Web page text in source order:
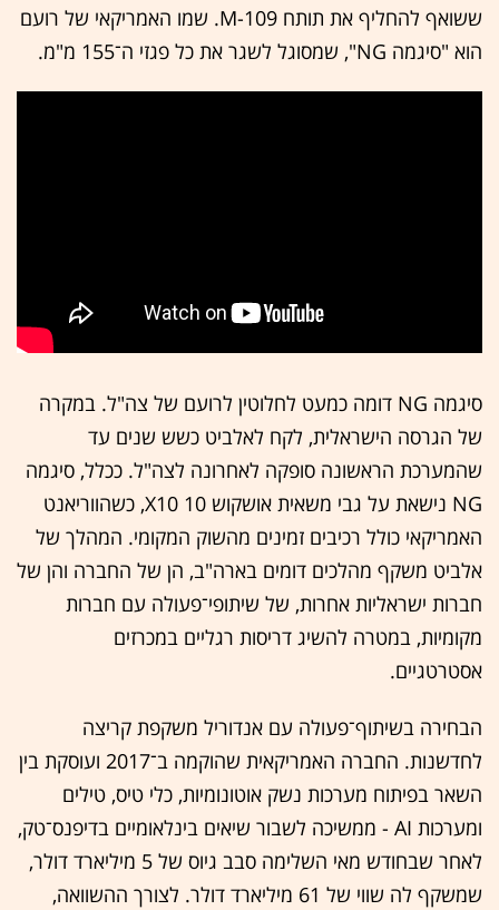
ששואף להחליף את תותח M-109. שמו האמריקאי של רועם
הוא "סיגמה NG", שמסוגל לשגר את כל פגזי ה־155 מ"מ.
סיגמה NG דומה כמעט לחלוטין לרועם של צה"ל. במקרה
של הגרסה הישראלית, לקח לאלביט כשש שנים עד
שהמערכת הראשונה סופקה לאחרונה לצה"ל. ככלל, סיגמה
NG נישאת על גבי משאית אושקוש 10 X10, כשהווריאנט
האמריקאי כולל רכיבים זמינים מהשוק המקומי. המהלך של
אלביט משקף מהלכים דומים בארה"ב, הן של החברה והן של
חברות ישראליות אחרות, של שיתופי־פעולה עם חברות
מקומיות, במטרה להשיג דריסות רגליים במכרזים
אסטרטגיים.
הבחירה בשיתוף־פעולה עם אנדוריל משקפת קריצה
לחדשנות. החברה האמריקאית שהוקמה ב־2017 ועוסקת בין
השאר בפיתוח מערכות נשק אוטונומיות, כלי טיס, טילים
ומערכות AI - ממשיכה לשבור שיאים בינלאומיים בדיפנס־טק,
לאחר שבחודש מאי השלימה סבב גיוס של 5 מיליארד דולר,
שמשקף לה שווי של 61 מיליארד דולר. לצורך ההשוואה,